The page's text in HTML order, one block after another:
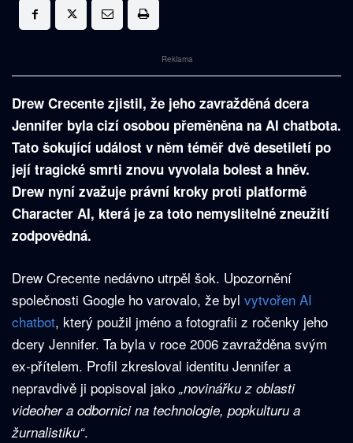
Reklama
Drew Crecente zjistil, že jeho zavražděná dcera
Jennifer byla cizí osobou přeměněna na AI chatbota.
Tato šokující událost v něm téměř dvě desetiletí po
její tragické smrti znovu vyvolala bolest a hněv.
Drew nyní zvažuje právní kroky proti platformě
Character AI, která je za toto nemyslitelné zneužití
zodpovědná.
Drew Crecente nedávno utrpěl šok. Upozornění
společnosti Google ho varovalo, že byl vytvořen AI
chatbot, který použil jméno a fotografii z ročenky jeho
dcery Jennifer. Ta byla v roce 2006 zavražděna svým
ex-přítelem. Profil zkresloval identitu Jennifer a
nepravdivě ji popisoval jako „novinářku z oblasti
videoher a odbornici na technologie, popkulturu a
žurnalistiku“.